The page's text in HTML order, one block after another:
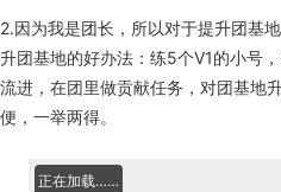
2.因为我是团长，所以对于提升团基
升团基地的好办法：练5个V1的小号
流进，在团里做贡献任务，对团基地
便，一举两得。
正在加载……